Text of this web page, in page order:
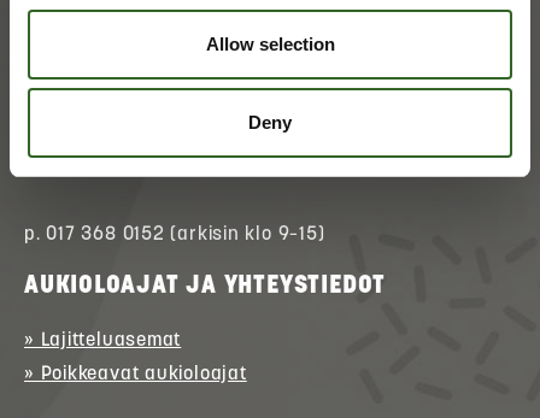
Allow selection
Deny
» Asioi verkossa(kirjautuminen)
» Palaute
p. 017 368 0152 (arkisin klo 9–15)
AUKIOLOAJAT JA YHTEYSTIEDOT
» Lajitteluasemat
» Poikkeavat aukioloajat